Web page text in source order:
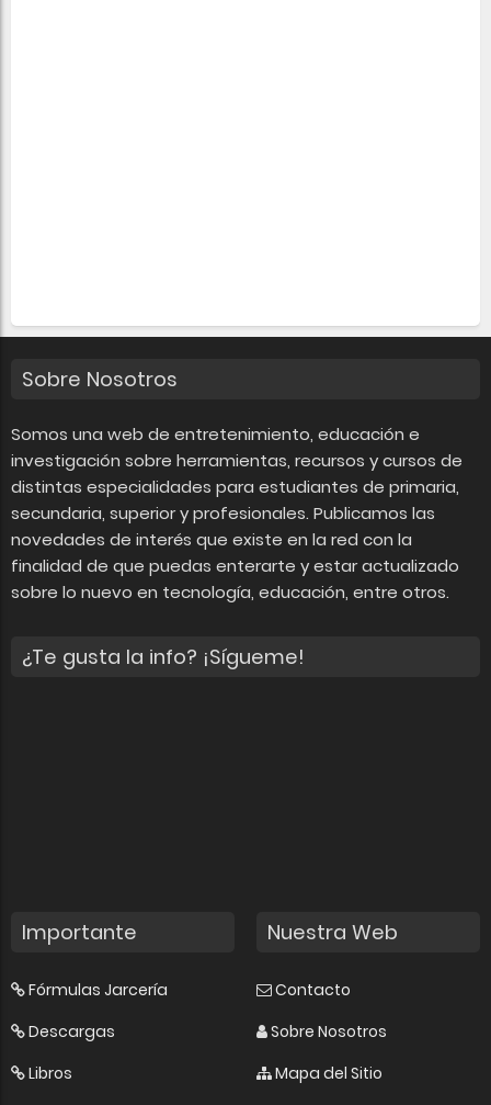
Sobre Nosotros
Somos una web de entretenimiento, educación e
investigación sobre herramientas, recursos y cursos de
distintas especialidades para estudiantes de primaria,
secundaria, superior y profesionales. Publicamos las
novedades de interés que existe en la red con la
finalidad de que puedas enterarte y estar actualizado
sobre lo nuevo en tecnología, educación, entre otros.
¿Te gusta la info? ¡Sígueme!
Importante
Fórmulas Jarcería
Descargas
Libros
Nuestra Web
Contacto
Sobre Nosotros
Mapa del Sitio